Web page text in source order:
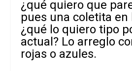
¿qué quiero que
pues una coletita en
¿qué lo quiero tipo
actual? Lo arreglo
rojas o azules.